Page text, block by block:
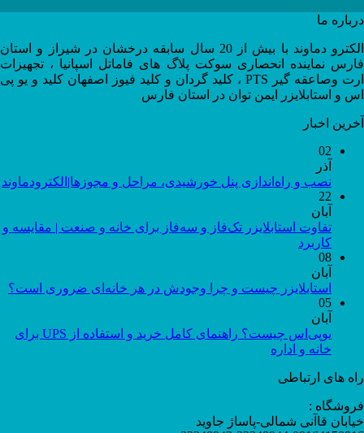
درباره ما
الکترو دماوند با بیش از 20 سال سابقه درخشان در شیراز و استان
فارس نماینده انحصاری سوکت پلاگ های فاماتل اسپانیا ، تجهیزات
ارت وصاعقه گیر PTS ، کلید گردان و کلید فیوز اصفهان کلید و یو پی
اس و استابلایزر ایمن توان در استان فارس
آخرین اخبار
02
آذر
نصب و راه‌اندازی پنل خورشیدی، مراحل و مجوزها|الکترودماوند
22
آبان
تفاوت استابلایزر تک‌فاز و سه‌فاز برای خانه و صنعت | مقایسه و
کاربرد
08
آبان
استابلایزر چیست و چرا وجودش در هر خانه‌ای ضروری است؟
05
آبان
یوپی‌اس چیست؟ راهنمای کامل خرید و استفاده از UPS برای
خانه و اداره
راه های ارتباطی
فروشگاه :
خیابان قاآنی شمالی-پاساژ جاوید